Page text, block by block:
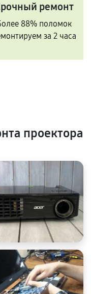
ремонт
88% поломок
за 2 часа
проектора